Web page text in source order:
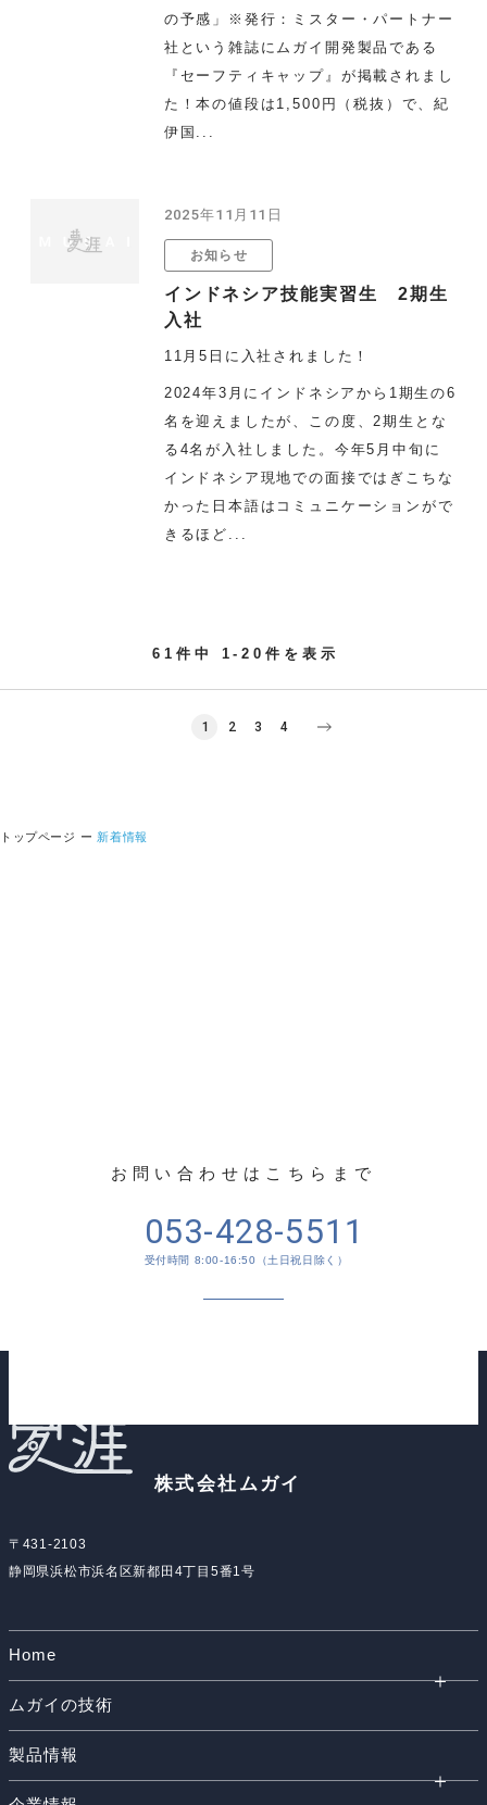
の予感」※発行：ミスター・パートナー
社という雑誌にムガイ開発製品である
『セーフティキャップ』が掲載されまし
た！本の値段は1,500円（税抜）で、紀
伊国...
2025年11月11日
お知らせ
インドネシア技能実習生 2期生
入社
11月5日に入社されました！
2024年3月にインドネシアから1期生の6
名を迎えましたが、この度、2期生とな
る4名が入社しました。今年5月中旬に
インドネシア現地での面接ではぎこちな
かった日本語はコミュニケーションがで
きるほど...
61件中 1-20件を表示
1 2 3 4
トップページ 新着情報
お問い合わせはこちらまで
053-428-5511
受付時間 8:00-16:50（土日祝日除く）
株式会社ムガイ
〒431-2103
静岡県浜松市浜名区新都田4丁目5番1号
Home
ムガイの技術
製品情報